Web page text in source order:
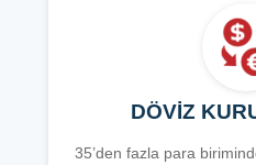
DÖVİZ
35’den fazla para